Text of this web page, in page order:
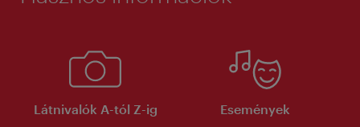
Látnivalók A-tól Z-ig Események